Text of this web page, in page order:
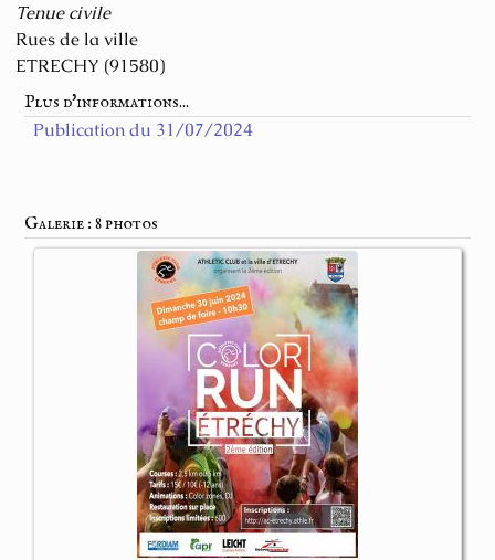
Tenue civile
Rues de la ville
ETRECHY (91580)
Plus d'informations...
Publication du 31/07/2024
Galerie : 8 photos